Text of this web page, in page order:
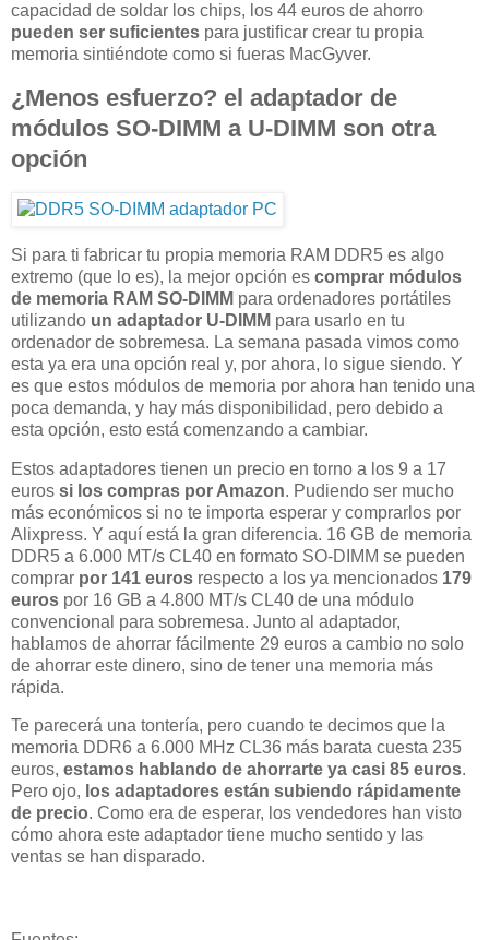
capacidad de soldar los chips, los 44 euros de ahorro
pueden ser suficientes para justificar crear tu propia
memoria sintiéndote como si fueras MacGyver.
¿Menos esfuerzo? el adaptador de
módulos SO-DIMM a U-DIMM son otra
opción
Si para ti fabricar tu propia memoria RAM DDR5 es algo
extremo (que lo es), la mejor opción es comprar módulos
de memoria RAM SO-DIMM para ordenadores portátiles
utilizando un adaptador U-DIMM para usarlo en tu
ordenador de sobremesa. La semana pasada vimos como
esta ya era una opción real y, por ahora, lo sigue siendo. Y
es que estos módulos de memoria por ahora han tenido una
poca demanda, y hay más disponibilidad, pero debido a
esta opción, esto está comenzando a cambiar.
Estos adaptadores tienen un precio en torno a los 9 a 17
euros si los compras por Amazon. Pudiendo ser mucho
más económicos si no te importa esperar y comprarlos por
Alixpress. Y aquí está la gran diferencia. 16 GB de memoria
DDR5 a 6.000 MT/s CL40 en formato SO-DIMM se pueden
comprar por 141 euros respecto a los ya mencionados 179
euros por 16 GB a 4.800 MT/s CL40 de una módulo
convencional para sobremesa. Junto al adaptador,
hablamos de ahorrar fácilmente 29 euros a cambio no solo
de ahorrar este dinero, sino de tener una memoria más
rápida.
Te parecerá una tontería, pero cuando te decimos que la
memoria DDR6 a 6.000 MHz CL36 más barata cuesta 235
euros, estamos hablando de ahorrarte ya casi 85 euros.
Pero ojo, los adaptadores están subiendo rápidamente
de precio. Como era de esperar, los vendedores han visto
cómo ahora este adaptador tiene mucho sentido y las
ventas se han disparado.